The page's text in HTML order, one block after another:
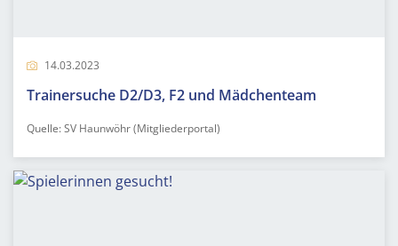
14.03.2023
Trainersuche D2/D3, F2 und Mädchenteam
Quelle: SV Haunwöhr (Mitgliederportal)